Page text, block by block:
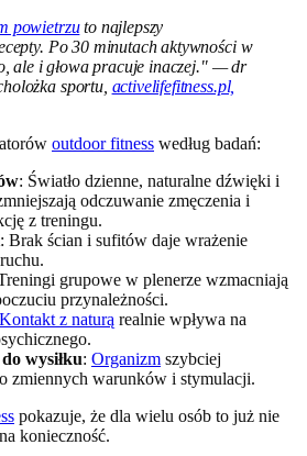
powietrzuto najlepszy
Po 30 minutach aktywności w
ale i głowa pracuje inaczej." — dr
sportu, activelifefitness.pl,
outdoor fitness według badań:
: Światło dzienne, naturalne dźwięki i
odczuwanie zmęczenia i
z treningu.
: Brak ścian i sufitów daje wrażenie
grupowe w plenerze wzmacniają
przynależności.
Kontakt z naturą realnie wpływa na
wysiłku: Organizm szybciej
zmiennych warunków i stymulacji.
pokazuje, że dla wielu osób to już nie
konieczność.